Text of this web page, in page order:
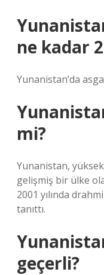
ne kadar
Yunanistan’da
mi?
Yunanistan,
gelişmiş bir ülke
2001 yılında
tanıttı.
geçerli?